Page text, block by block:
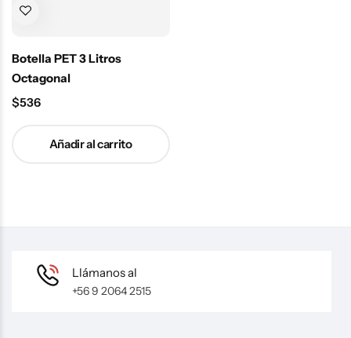
Botella PET 3 Litros
Octagonal
$536
Añadir al carrito
Llámanos al
+56 9 2064 2515